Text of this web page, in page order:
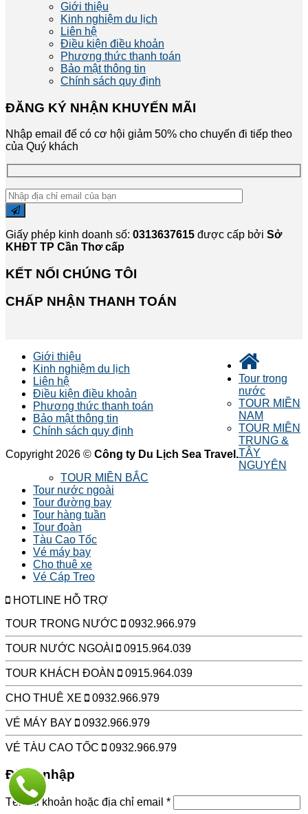
Giới thiệu
Kinh nghiệm du lịch
Liên hệ
Điều kiện điều khoản
Phương thức thanh toán
Bảo mật thông tin
Chính sách quy định
ĐĂNG KÝ NHẬN KHUYẾN MÃI
Nhập email để có cơ hội giảm 50% cho chuyến đi tiếp theo
của Quý khách
Giấy phép kinh doanh số: 0313637615 được cấp bởi Sở
KHĐT TP Cần Thơ cấp
KẾT NỐI CHÚNG TÔI
CHẤP NHẬN THANH TOÁN
Giới thiệu
Kinh nghiệm du lịch
Liên hệ
Điều kiện điều khoản
Phương thức thanh toán
Bảo mật thông tin
Chính sách quy định
Copyright 2026 © Công ty Du Lịch Sea Travel.
Tour trong
nước
TOUR MIỀN
NAM
TOUR MIỀN
TRUNG &
TÂY
NGUYÊN
TOUR MIỀN BẮC
Tour nước ngoài
Tour đường bay
Tour hàng tuần
Tour đoàn
Tàu Cao Tốc
Vé máy bay
Cho thuê xe
Vé Cáp Treo
HOTLINE HỖ TRỢ
TOUR TRONG NƯỚC
0932.966.979
TOUR NƯỚC NGOÀI 0915.964.039
TOUR KHÁCH ĐOÀN 0915.964.039
CHO THUÊ XE 0932.966.979
VÉ MÁY BAY 0932.966.979
VÉ TÀU CAO TỐC 0932.966.979
Đăng nhập
Tên tài khoản hoặc địa chỉ email *